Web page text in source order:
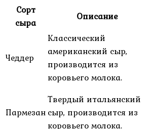
Сорт
сыра
Описание
Чеддер
Классический
американский сыр,
производится из
коровьего молока.
Пармезан
Твердый итальянский
сыр, производится из
коровьего молока.